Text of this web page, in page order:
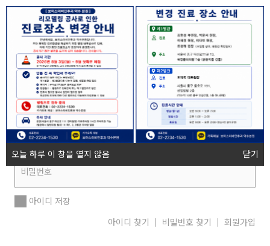
로그인
아이디 저장
아이디 찾기
비밀번호 찾기 회원가입
오늘 하루 이 창을 열지 않음 닫기